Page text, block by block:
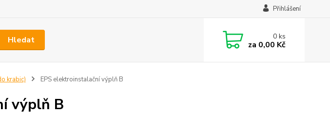
Přihlášení
Hledat 0ks
za 0,00 Kč
krabic) EPS elektroinstalační výplň B
výplň B